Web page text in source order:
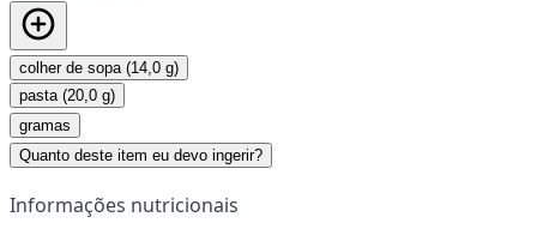
colher de sopa (14,0 g)
pasta (20,0 g)
gramas
Quanto deste item eu devo ingerir?
Informações nutricionais